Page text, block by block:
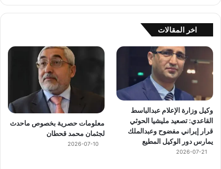
اخر المقالات
وكيل وزارة الإعلام عبدالباسط
القاعدي: تصعيد مليشيا الحوثي
قرار إيراني مفضوح وعبدالملك
يمارس دور الوكيل المطيع
2026-07-21
معلومات حصرية بخصوص ماحدث
لجثمان محمد قحطان
2026-07-10